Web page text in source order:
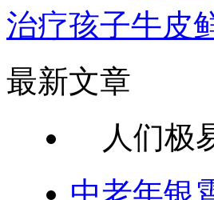
治疗孩子牛皮
最新文章
人们极
中老年银